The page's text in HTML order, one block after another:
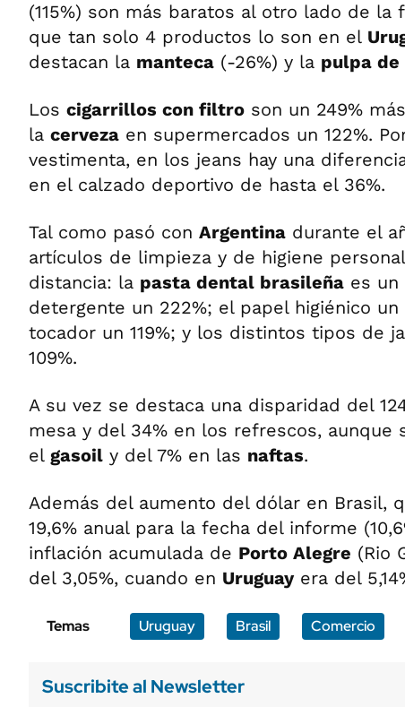
(115%) son más baratos al otro lado de la
que tan solo 4 productos lo son en el
destacan la manteca (-26%) y la pulpa
Los cigarrillos con filtro son un 249%
la cerveza en supermercados un 122%.
vestimenta, en los jeans hay una
en el calzado deportivo de hasta el 36%.
Tal como pasó con Argentina durante el
artículos de limpieza y de higiene
distancia: la pasta dental brasileña es un
detergente un 222%; el papel higiénico un
tocador un 119%; y los distintos tipos de
109%.
A su vez se destaca una disparidad del
mesa y del 34% en los refrescos, aunque
el gasoil y del 7% en las naftas.
Además del aumento del dólar en Brasil,
19,6% anual para la fecha del informe
inflación acumulada de Porto Alegre (Rio
del 3,05%, cuando en Uruguayera del
Temas Uruguay Brasil Comercio
Suscribite al Newsletter